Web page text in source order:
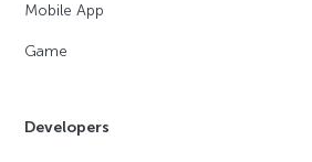
Mobile App
Game
Developers